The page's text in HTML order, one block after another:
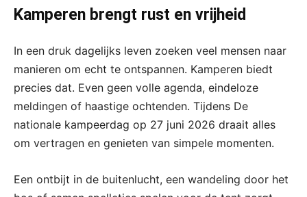
Kamperen brengt rust en vrijheid
In een druk dagelijks leven zoeken veel mensen naar
manieren om echt te ontspannen. Kamperen biedt
precies dat. Even geen volle agenda, eindeloze
meldingen of haastige ochtenden. Tijdens De
nationale kampeerdag op 27 juni 2026 draait alles
om vertragen en genieten van simpele momenten.
Een ontbijt in de buitenlucht, een wandeling door het